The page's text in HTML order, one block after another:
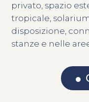
privato, spazio
tropicale,
disposizione,
stanze e nelle